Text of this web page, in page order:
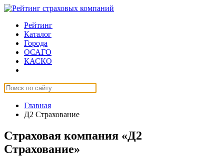
Рейтинг
Каталог
Города
ОСАГО
КАСКО
Главная
Д2 Страхование
Страховая компания «Д2
Страхование»